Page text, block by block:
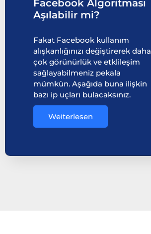
Facebook Algoritması
Aşılabilir mi?
Fakat Facebook kullanım
alışkanlığınızı değiştirerek daha
çok görünürlük ve etklileşim
sağlayabilmeniz pekala
mümkün. Aşağıda buna ilişkin
bazı ip uçları bulacaksınız.
Weiterlesen